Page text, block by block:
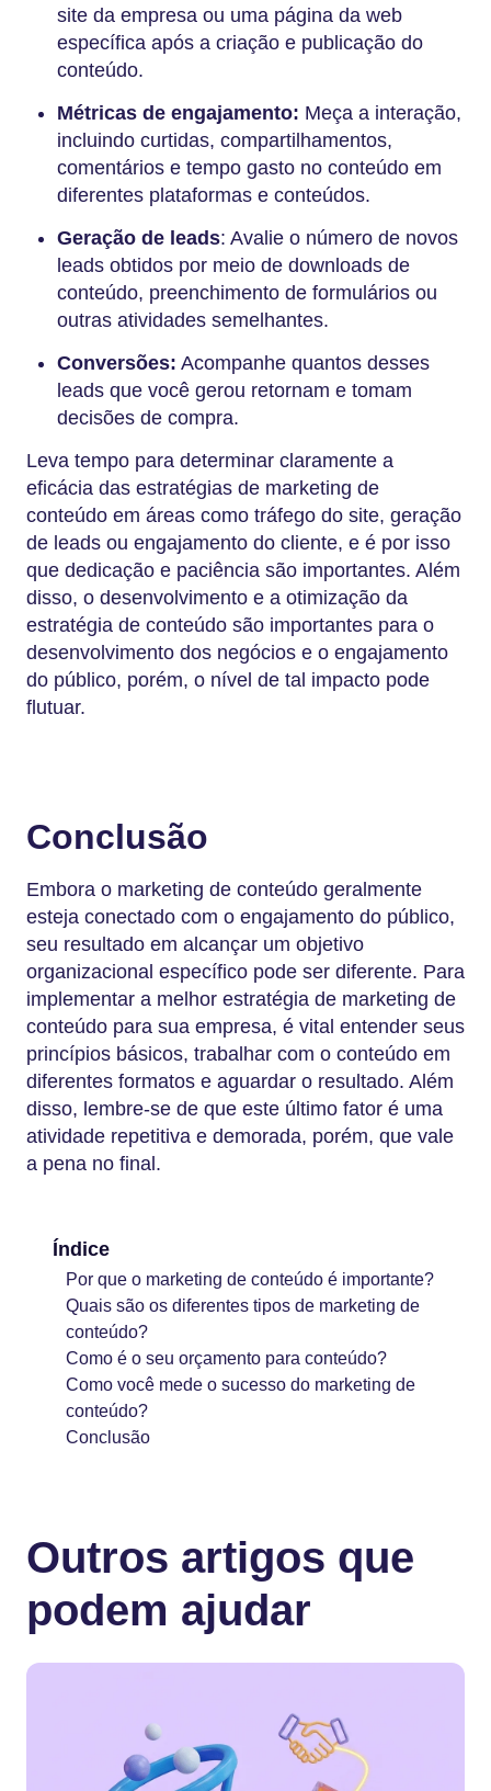
site da empresa ou uma página da web
específica após a criação e publicação do
conteúdo.
Métricas de engajamento: Meça a interação,
incluindo curtidas, compartilhamentos,
comentários e tempo gasto no conteúdo em
diferentes plataformas e conteúdos.
Geração de leads: Avalie o número de novos
leads obtidos por meio de downloads de
conteúdo, preenchimento de formulários ou
outras atividades semelhantes.
Conversões: Acompanhe quantos desses
leads que você gerou retornam e tomam
decisões de compra.
Leva tempo para determinar claramente a
eficácia das estratégias de marketing de
conteúdo em áreas como tráfego do site, geração
de leads ou engajamento do cliente, e é por isso
que dedicação e paciência são importantes. Além
disso, o desenvolvimento e a otimização da
estratégia de conteúdo são importantes para o
desenvolvimento dos negócios e o engajamento
do público, porém, o nível de tal impacto pode
flutuar.
Conclusão
Embora o marketing de conteúdo geralmente
esteja conectado com o engajamento do público,
seu resultado em alcançar um objetivo
organizacional específico pode ser diferente. Para
implementar a melhor estratégia de marketing de
conteúdo para sua empresa, é vital entender seus
princípios básicos, trabalhar com o conteúdo em
diferentes formatos e aguardar o resultado. Além
disso, lembre-se de que este último fator é uma
atividade repetitiva e demorada, porém, que vale
a pena no final.
Índice
Por que o marketing de conteúdo é importante?
Quais são os diferentes tipos de marketing de
conteúdo?
Como é o seu orçamento para conteúdo?
Como você mede o sucesso do marketing de
conteúdo?
Conclusão
Outros artigos que
podem ajudar